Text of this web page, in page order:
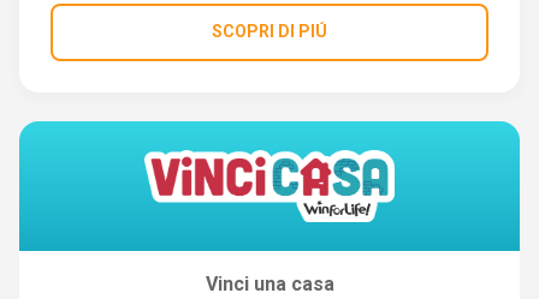
SCOPRI DI PIÚ
Vinci una casa